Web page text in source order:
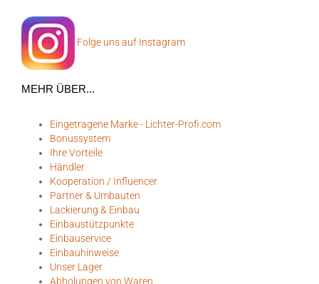
Folge uns auf Instagram
MEHR ÜBER...
Eingetragene Marke - Lichter-Profi.com
Bonussystem
Ihre Vorteile
Händler
Kooperation / Influencer
Partner & Umbauten
Lackierung & Einbau
Einbaustützpunkte
Einbauservice
Einbauhinweise
Unser Lager
Abholungen von Waren